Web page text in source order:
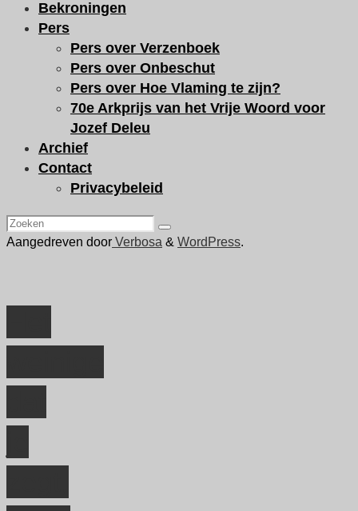
Bekroningen
Pers
Pers over Verzenboek
Pers over Onbeschut
Pers over Hoe Vlaming te zijn?
70e Arkprijs van het Vrije Woord voor
Jozef Deleu
Archief
Contact
Privacybeleid
Zoeken
naar:
Zoeken
Aangedreven door Verbosa & WordPress.